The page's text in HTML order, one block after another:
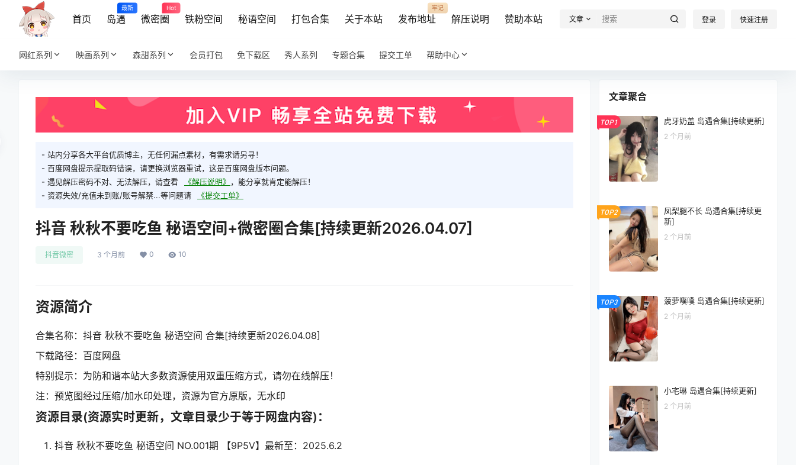
首页 岛遇
最新
微密圈
Hot
铁粉空间 秘语空间 打包合集 关于本站 发布地址
牢记
解压说明 赞助本站 文章 登录 快速注册
网红系列 映画系列 森甜系列 会员打包 免下载区 秀人系列 专题合集 提交工单 帮助中心
- 站内分享各大平台优质博主，无任何漏点素材，有需求请另寻！
- 百度网盘提示提取码错误，请更换浏览器重试，这是百度网盘版本问题。
- 遇见解压密码不对、无法解压，请查看
《解压说明》 ，能分享就肯定能解压！
- 资源失效/充值未到账/账号解禁...等问题请
《提交工单》
抖音 秋秋不要吃鱼 秘语空间+微密圈合集[持续更新2026.04.07]
抖音微密 3 个月前 0 10
资源简介
合集名称：抖音 秋秋不要吃鱼 秘语空间 合集[持续更新2026.04.08]
下载路径：百度网盘
特别提示：为防和谐本站大多数资源使用双重压缩方式，请勿在线解压！
注：预览图经过压缩/加水印处理，资源为官方原版，无水印
资源目录(资源实时更新，文章目录少于等于网盘内容)：
抖音 秋秋不要吃鱼 秘语空间 NO.001期 【9P5V】最新至：2025.6.2
文章聚合
TOP1 虎牙奶盖 岛遇合集[持续更新]
2 个月前
TOP2
凤梨腿不长 岛遇合集[持续更
新]
2 个月前
TOP3 菠萝噗噗 岛遇合集[持续更新]
2 个月前
小宅琳 岛遇合集[持续更新]
2 个月前